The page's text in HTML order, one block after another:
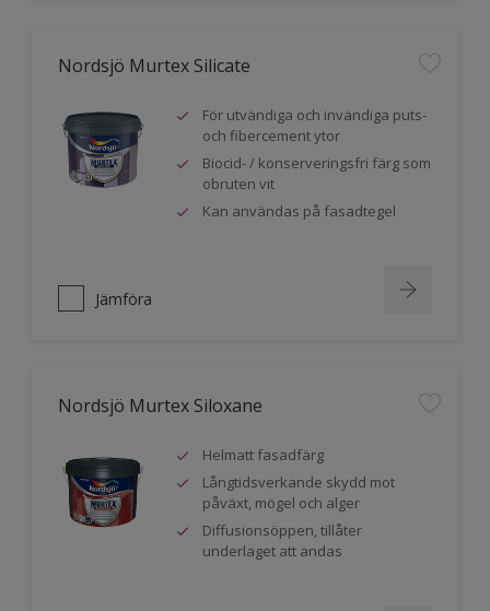
Nordsjö Murtex Silicate
För utvändiga och invändiga puts-
och fibercement ytor
Biocid- / konserveringsfri färg som
obruten vit
Kan användas på fasadtegel
Jämföra
Nordsjö Murtex Siloxane
Helmatt fasadfärg
Långtidsverkande skydd mot
påväxt, mögel och alger
Diffusionsöppen, tillåter
underlaget att andas